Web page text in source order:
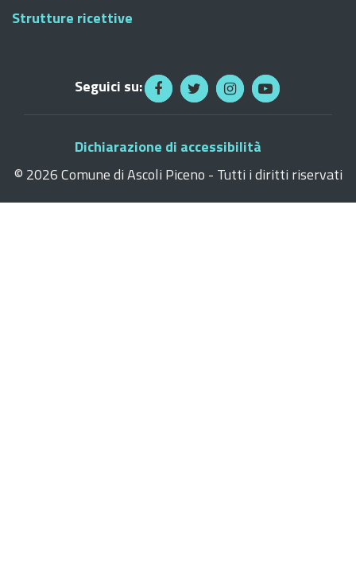
Strutture ricettive
Seguici su:
Dichiarazione di accessibilità
© 2026 Comune di Ascoli Piceno - Tutti i diritti riservati